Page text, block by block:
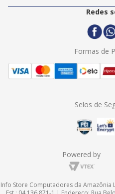
Politica de Entrega
2ª Via Nota Fiscal
Redes
Formas de
Selos de
Powered by
Info Store Computadores da Amazônia